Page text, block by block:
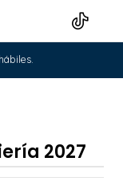
hábiles.
2027